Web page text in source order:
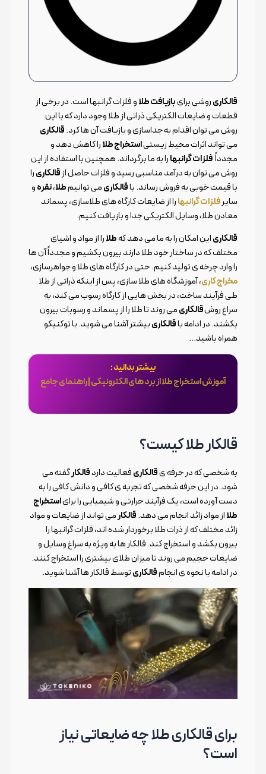
قالکاریروشی برایبازیافت طلاو فلزات گرانبها است. در برخی از
قطعات و ضایعات الکتریکی ذراتی از طلا وجود دارد که با این
روش می توان اقدام به جداسازی و بازیافت آن ها کرد.قالکاری
می تواند اثرات محیط زیستیاستخراج طلارا کاهش دهد و
مجدداًفلزات گرانبهارا به ما برگرداند. همچنین با استفاده از این
روش می توان به درآمد مناسبی رسید و فلزات حاصل از قالکاریرا
با قیمت خوبی به فروش رساند. باقالکاریمی توانیمطلا،نقرهو
سایرفلزات گرانبهارا از ضایعات کارگاه های طلاسازی، پسماند
معادن طلا، وسایل الکتریکی جدا و بازیافت کنیم.
قالکاریاین امکان را به ما می دهد کهطلارا از مواد و اشیای
مختلف که در ساختار خود طلا دارند بیرون بکشیم و مجدداً آن ها
را وارد چرخه ی تولید کنیم. حتی در کارگاه های طلا و جواهرسازی،
مخراج کاری، آموزشگاه های طلا سازی، پس از اینکه ذراتی از طلا
طی فرآیند ساخت، در بخش هایی از کارگاه رسوب می کند، به
سراغ روشقالکاریمی روند تا طلا را از پسماند و رسوبات بیرون
بکشند. در ادامه باقالکاریبیشتر آشنا می شوید. با توکنیکو
همراه باشید…
بیشتر بدانید :
آموزش استخراج طلا از برد های الکترونیکی | راهنمای جامع
قالکار طلا کیست؟
به شخصی که در حرفه یقالکاریفعالیت داردقالکارگفته می
شود. در این حرفه شخصی که تجربه ی کافی و دانش کافی را به
دست آورده است، یک فرآیند حرارتی و شیمیایی را برایاستخراج
طلااز مواد زائد انجام می دهد.قالکارمی تواند از ضایعات و مواد
زائد مختلف که از ذرات طلا برخوردار شده اند، فلزات گرانبها را
بیرون بکشد و استخراج کند. قالکار ها به ویژه به سراغ وسایل و
ضایعات حجیم می روند تا میزان طلای بیشتری را استخراج کنند.
در ادامه با نحوه ی انجامقالکاریتوسط قالکار ها آشنا شوید.
برای قالکاری طلا چه ضایعاتی نیاز
است؟